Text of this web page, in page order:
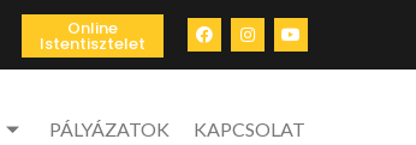
Online
Istentisztelet
PÁLYÁZATOK KAPCSOLAT